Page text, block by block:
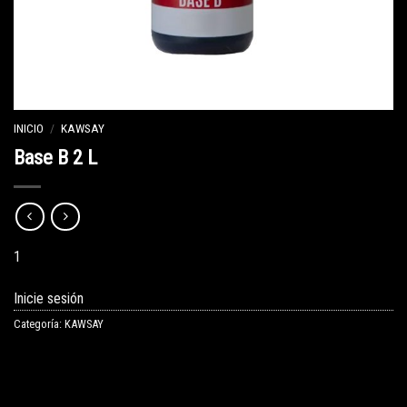
INICIO / KAWSAY
Base B 2 L
1
Inicie sesión
Categoría: KAWSAY